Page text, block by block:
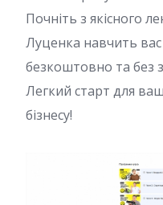
Почніть з якісного
Луценка навчить
безкоштовно та без
Легкий старт для
бізнесу!